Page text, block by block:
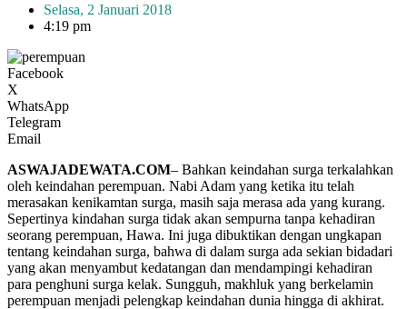
Selasa, 2 Januari 2018
4:19 pm
Facebook
X
WhatsApp
Telegram
Email
ASWAJADEWATA.COM– Bahkan keindahan surga terkalahkan
oleh keindahan perempuan. Nabi Adam yang ketika itu telah
merasakan kenikamtan surga, masih saja merasa ada yang kurang.
Sepertinya kindahan surga tidak akan sempurna tanpa kehadiran
seorang perempuan, Hawa. Ini juga dibuktikan dengan ungkapan
tentang keindahan surga, bahwa di dalam surga ada sekian bidadari
yang akan menyambut kedatangan dan mendampingi kehadiran
para penghuni surga kelak. Sungguh, makhluk yang berkelamin
perempuan menjadi pelengkap keindahan dunia hingga di akhirat.